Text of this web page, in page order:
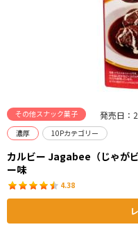
その他スナック菓子 発売日：
濃厚 10Pカテゴリー
カルビー Jagabee（じゃが
ー味
4.38